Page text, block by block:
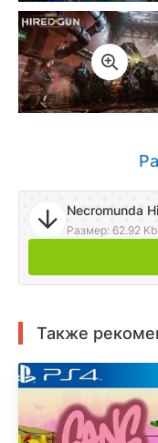
Necromunda
Размер: 62.92
Также